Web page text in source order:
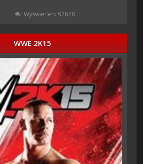
Wyświetleń: 92828
WWE 2K15